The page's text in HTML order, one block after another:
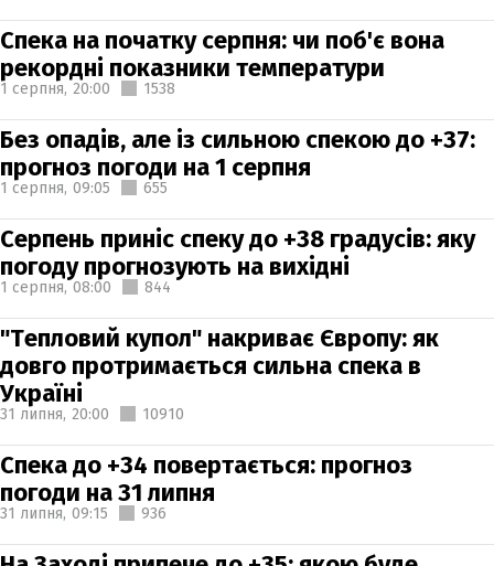
Спека на початку серпня: чи поб'є вона
рекордні показники температури
1 серпня, 20:00 1538
Без опадів, але із сильною спекою до +37:
прогноз погоди на 1 серпня
1 серпня, 09:05 655
Серпень приніс спеку до +38 градусів: яку
погоду прогнозують на вихідні
1 серпня, 08:00 844
"Тепловий купол" накриває Європу: як
довго протримається сильна спека в
Україні
31 липня, 20:00 10910
Спека до +34 повертається: прогноз
погоди на 31 липня
31 липня, 09:15 936